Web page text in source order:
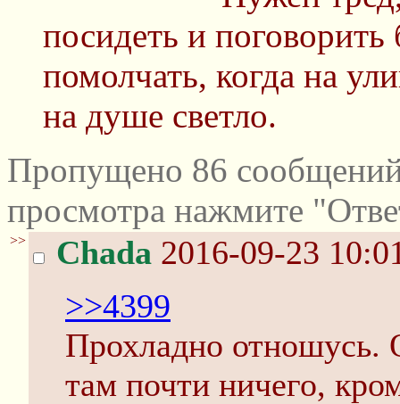
посидеть и
помолчать, когда на
на душе светло.
Пропущено 86
просмотра нажмите
>> Chada 2016-09-23
>>4399
Прохладно отношусь.
там почти ничего,